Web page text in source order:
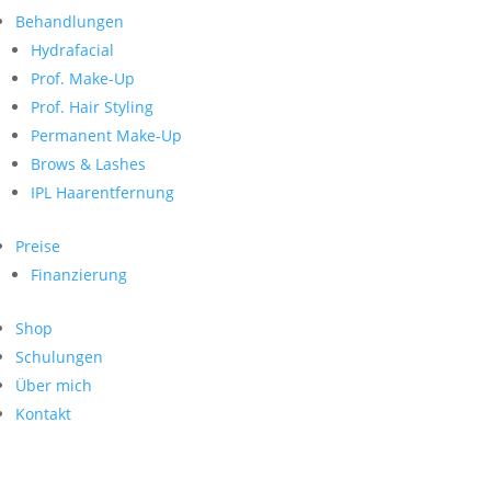
Behandlungen
Hydrafacial
Prof. Make-Up
Prof. Hair Styling
Permanent Make-Up
Brows & Lashes
IPL Haarentfernung
Preise
Finanzierung
Shop
Schulungen
Über mich
Kontakt
nach:
Neueste Kommentare
Archiv
Kategorien
Keine Kategorien
Meta
Anmelden
Feed der Einträge
WordPress.org
Search
nach:
Archive
Kontakt
Impressum
Datenschutz